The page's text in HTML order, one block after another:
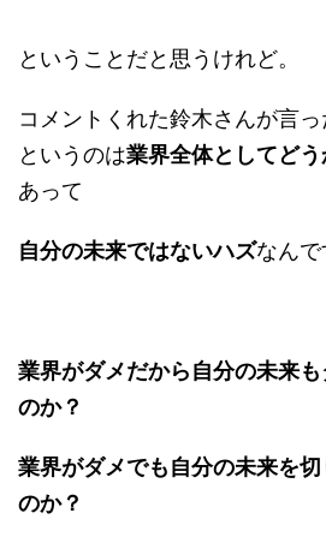
ということだと思うけれど。
コメントくれた鈴木さんが言っ
というのは業界全体としてどう
あって
自分の未来ではないハズなんで
業界がダメだから自分の未来
のか？
業界がダメでも自分の未来を
のか？